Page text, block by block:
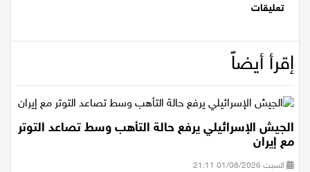
جمال وازياء
تكنولوجيا
فن
ستوديو انتخابات 2022
تعليقات
إقرأ أيضاً
الجيش الإسرائيلي يرفع حالة التأهب وسط تصاعد التوتر
مع إيران
السبت 01/08/2026 21:11